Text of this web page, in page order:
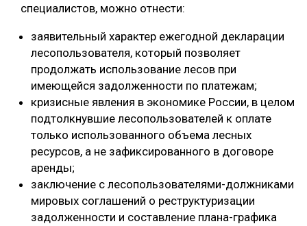
специалистов, можно отнести:
заявительный характер ежегодной декларации
лесопользователя, который позволяет
продолжать использование лесов при
имеющейся задолженности по платежам;
кризисные явления в экономике России, в целом
подтолкнувшие лесопользователей к оплате
только использованного объема лесных
ресурсов, а не зафиксированного в договоре
аренды;
заключение с лесопользователями-должниками
мировых соглашений о реструктуризации
задолженности и составление плана-графика